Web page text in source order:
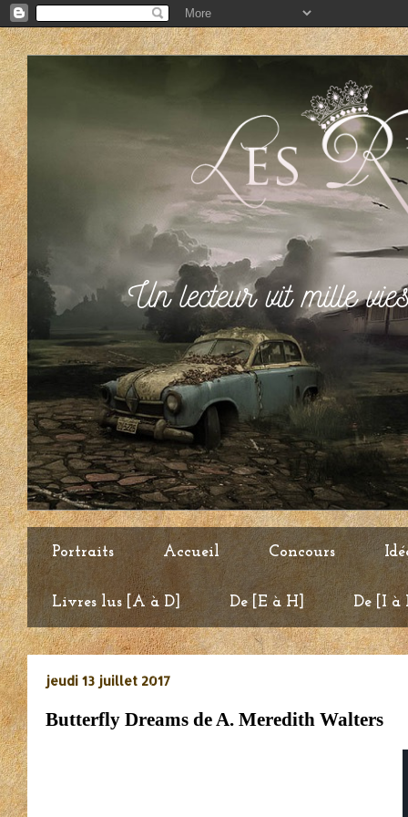
Portraits Accueil Concours
Livres lus [A à D] De [E à H] De [I à
jeudi 13 juillet 2017
Butterfly Dreams de A. Meredith Walters